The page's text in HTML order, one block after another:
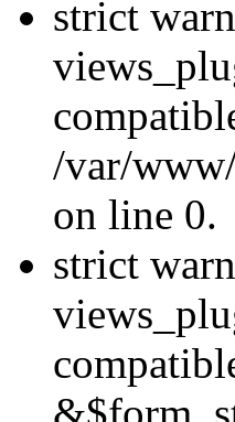
strict
/var/
on line 0.
strict